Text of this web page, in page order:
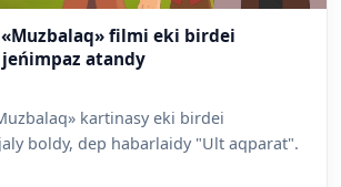
filmi eki birdei
atandy
kartinasy eki birdei
boldy, dep habarlaidy "Ult aqparat".